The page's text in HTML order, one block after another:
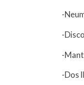
-
-
-
-Dos